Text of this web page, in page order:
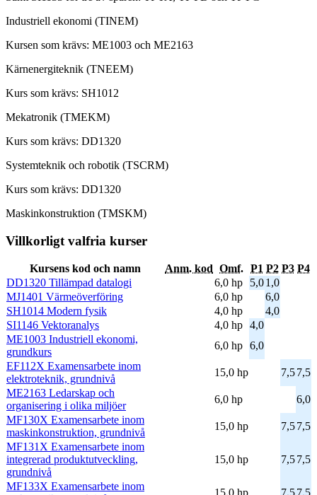
Industriell ekonomi (TINEM)
Kursen som krävs: ME1003 och ME2163
Kärnenergiteknik (TNEEM)
Kurs som krävs: SH1012
Mekatronik (TMEKM)
Kurs som krävs: DD1320
Systemteknik och robotik (TSCRM)
Kurs som krävs: DD1320
Maskinkonstruktion (TMSKM)
Villkorligt valfria kurser
Kursens kod och namn Anm. kod Omf. P1 P2 P3 P4
DD1320 Tillämpad datalogi
6,0 hp 5,01,0
MJ1401 Värmeöverföring
6,0 hp
6,0
SH1014 Modern fysik
4,0 hp
4,0
SI1146 Vektoranalys
4,0 hp 4,0
ME1003 Industriell ekonomi,
grundkurs
6,0 hp 6,0
EF112X Examensarbete inom
elektroteknik, grundnivå
15,0 hp 7,57,5
ME2163 Ledarskap och
organisering i olika miljöer
6,0 hp
6,0
MF130X Examensarbete inom
maskinkonstruktion, grundnivå
15,0 hp 7,57,5
MF131X Examensarbete inom
integrerad produktutveckling,
grundnivå
15,0 hp 7,57,5
MF133X Examensarbete inom